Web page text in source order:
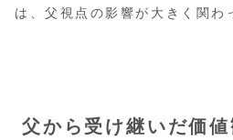
は、父視点の影響が大きく関わ
父から受け継いだ価値